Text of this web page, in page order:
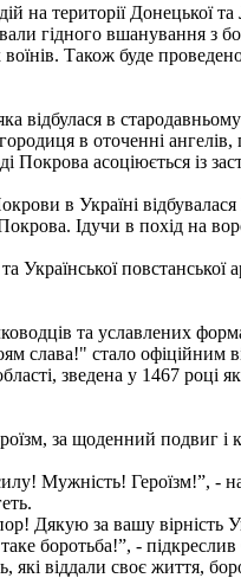
на території Донецької та
гідного вшанування з
Також буде
відбулася в
в оточеннi ангелiв,
асоціюється із
в Україні
Ідучи в похід на
Української
та уславлених
слава!" стало офіційним
зведена у 1467 році
за щоденний подвиг і
Мужність! Героїзм!”, -
Дякую за вашу вірність
боротьба!”, -
віддали своє життя,